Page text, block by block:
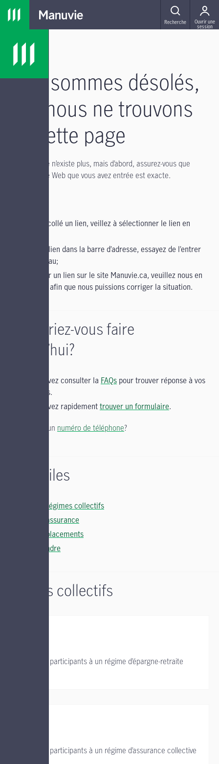
Passer à la navigation principale
Passer au contenu principal
Passer au pied de page
MENU
Recherche Ouvrir une
session
Nous sommes désolés,
mais nous ne trouvons
pas cette page
Il se peut qu’elle n’existe plus, mais d’abord, assurez-vous que
l’adresse du site Web que vous avez entrée est exacte.
copié et collé un lien, veillez à sélectionner le lien en
entré un lien dans la barre d’adresse, essayez de l’entrer
de nouveau;
cliqué sur un lien sur le site Manuvie.ca, veuillez nous en
informer afin que nous puissions corriger la situation.
Qu’aimeriez-vous faire
aujourd’hui?
Vous pouvez consulter la FAQs pour trouver réponse à vos
questions.
Vous pouvez rapidementtrouver un formulaire.
Vous cherchez un numéro de téléphone?
Liens utiles
Soutien régimes collectifs
Soutien assurance
Soutien placements
Nous joindre
Régimes collectifs
Soutien aux participants à un régime d’épargne-retraite
Soutien aux participants à un régime d’assurance collective